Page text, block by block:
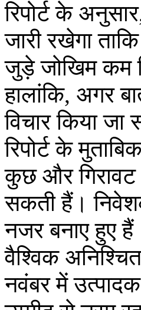
रिपोर्ट के
जारी रखेगा
जुड़े जोखिम कम
हालांकि, अगर
विचार किया जा
रिपोर्ट के
कुछ और
सकती हैं।
नजर बनाए हुए
वैश्विक
नवंबर में